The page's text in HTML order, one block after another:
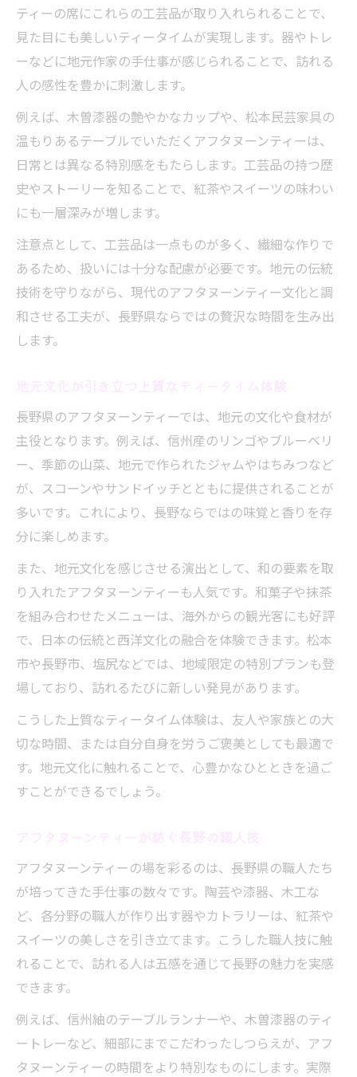
ティーの席にこれらの工芸品が取り入れられることで、
見た目にも美しいティータイムが実現します。器やトレ
ーなどに地元作家の手仕事が感じられることで、訪れる
人の感性を豊かに刺激します。
例えば、木曽漆器の艶やかなカップや、松本民芸家具の
温もりあるテーブルでいただくアフタヌーンティーは、
日常とは異なる特別感をもたらします。工芸品の持つ歴
史やストーリーを知ることで、紅茶やスイーツの味わい
にも一層深みが増します。
注意点として、工芸品は一点ものが多く、繊細な作りで
あるため、扱いには十分な配慮が必要です。地元の伝統
技術を守りながら、現代のアフタヌーンティー文化と調
和させる工夫が、長野県ならではの贅沢な時間を生み出
します。
長野県のアフタヌーンティーでは、地元の文化や食材が
主役となります。例えば、信州産のリンゴやブルーベリ
ー、季節の山菜、地元で作られたジャムやはちみつなど
が、スコーンやサンドイッチとともに提供されることが
多いです。これにより、長野ならではの味覚と香りを存
分に楽しめます。
また、地元文化を感じさせる演出として、和の要素を取
り入れたアフタヌーンティーも人気です。和菓子や抹茶
を組み合わせたメニューは、海外からの観光客にも好評
で、日本の伝統と西洋文化の融合を体験できます。松本
市や長野市、塩尻などでは、地域限定の特別プランも登
場しており、訪れるたびに新しい発見があります。
こうした上質なティータイム体験は、友人や家族との大
切な時間、または自分自身を労うご褒美としても最適で
す。地元文化に触れることで、心豊かなひとときを過ご
すことができるでしょう。
アフタヌーンティーの場を彩るのは、長野県の職人たち
が培ってきた手仕事の数々です。陶芸や漆器、木工な
ど、各分野の職人が作り出す器やカトラリーは、紅茶や
スイーツの美しさを引き立てます。こうした職人技に触
れることで、訪れる人は五感を通じて長野の魅力を実感
できます。
例えば、信州紬のテーブルランナーや、木曽漆器のティ
ートレーなど、細部にまでこだわったしつらえが、アフ
タヌーンティーの時間をより特別なものにします。実際